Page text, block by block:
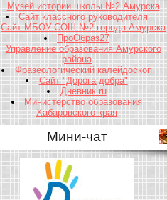
Музей истории школы №2 Амурска
Сайт классного руководителя
Сайт МБОУ СОШ №2 города Амурска
ПроОбраз27
Управление образования Амурского
района
Фразеологический калейдоскоп
Сайт "Дорога добра"
Дневник.ru
Министерство образования
Хабаровского края
Мини-чат